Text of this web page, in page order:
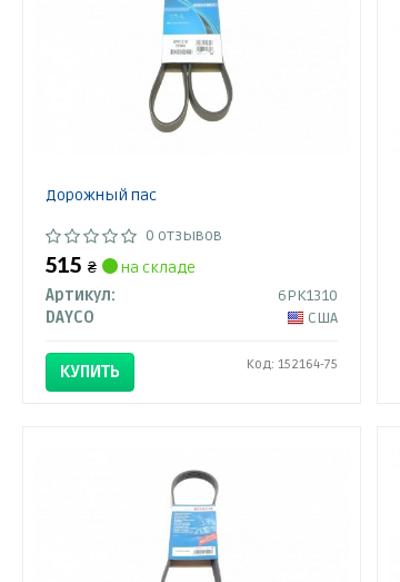
Дорожный пас
0 отзывов
515 ₴
на складе
Артикул:
6PK1310
DAYCO
США
КУПИТЬ Код: 152164-75